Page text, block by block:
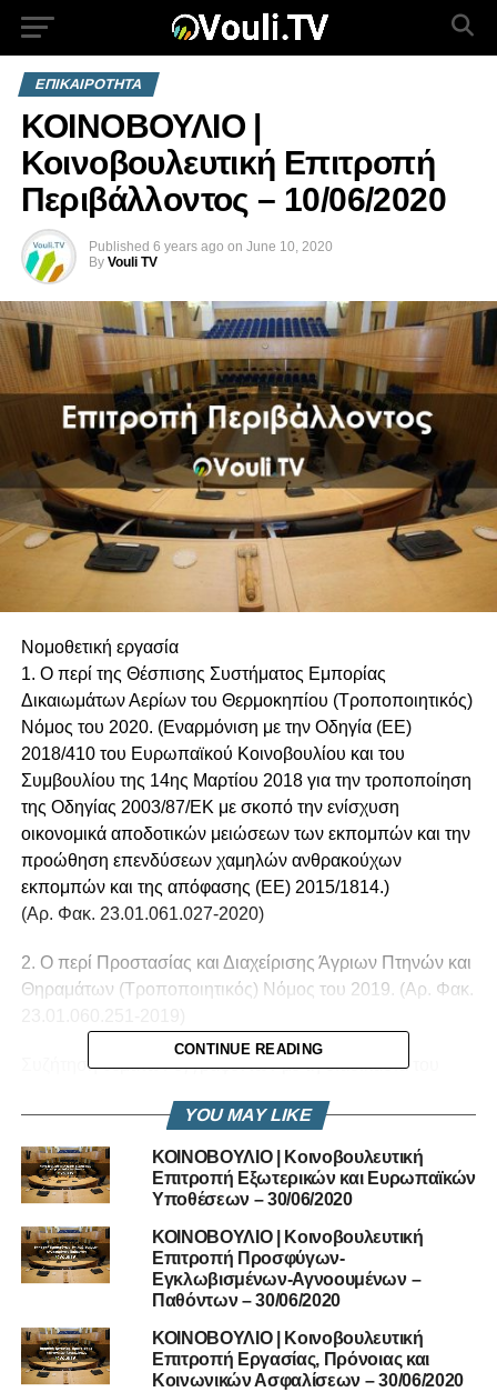
ΕΠΙΚΑΙΡΟΤΗΤΑ
ΚΟΙΝΟΒΟΥΛΙΟ |
Κοινοβουλευτική Επιτροπή
Περιβάλλοντος – 10/06/2020
Published 6 years ago on June 10, 2020
By Vouli TV
Νομοθετική εργασία
1. Ο περί της Θέσπισης Συστήματος Εμπορίας
Δικαιωμάτων Αερίων του Θερμοκηπίου (Τροποποιητικός)
Νόμος του 2020. (Εναρμόνιση με την Οδηγία (ΕΕ)
2018/410 του Ευρωπαϊκού Κοινοβουλίου και του
Συμβουλίου της 14ης Μαρτίου 2018 για την τροποποίηση
της Οδηγίας 2003/87/ΕΚ με σκοπό την ενίσχυση
οικονομικά αποδοτικών μειώσεων των εκπομπών και την
προώθηση επενδύσεων χαμηλών ανθρακούχων
εκπομπών και της απόφασης (ΕΕ) 2015/1814.)
(Αρ. Φακ. 23.01.061.027-2020)
2. Ο περί Προστασίας και Διαχείρισης Άγριων Πτηνών και
Θηραμάτων (Τροποποιητικός) Νόμος του 2019. (Αρ. Φακ.
Συζήτηση θεμάτων εγγραφέντων με τη διαδικασία του
– Τα προβλήματα τα οποία προκύπτουν από την
κατεδάφιση του πρώην οικισμού «Βερεγγάρια» στα Κάτω
Πολεμίδια και οι περιβαλλοντικές προεκτάσεις.
ΔΗΛΩΣΕΙΣ ΒΟΥΛΕΥΤΩΝ
RELATED TOPICS:
KOINOVOULIO-LIVE
ΕΠΙΤΡΟΠΉ ΠΕΡΙΒΆΛΛΟΝΤΟΣ
ΚΟΙΝΟΒΟΥΛΙΟ | Κοινοβουλευτική Επιτροπή
Παιδείας Και Πολιτισμού – 10/06/2020
CONTINUE READING
YOU MAY LIKE
ΚΟΙΝΟΒΟΥΛΙΟ | Κοινοβουλευτική
Επιτροπή Εξωτερικών και Ευρωπαϊκών
Υποθέσεων – 30/06/2020
ΚΟΙΝΟΒΟΥΛΙΟ | Κοινοβουλευτική
Επιτροπή Προσφύγων-
Εγκλωβισμένων-Αγνοουμένων –
Παθόντων – 30/06/2020
ΚΟΙΝΟΒΟΥΛΙΟ | Κοινοβουλευτική
Επιτροπή Εργασίας, Πρόνοιας και
Κοινωνικών Ασφαλίσεων – 30/06/2020